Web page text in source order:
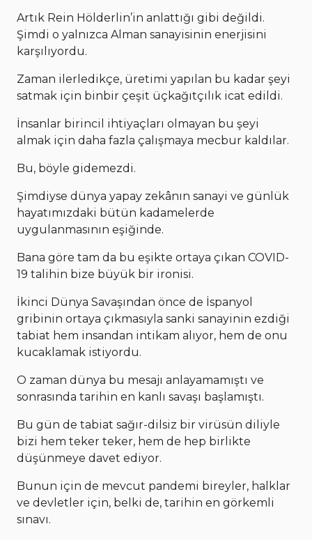
Artık Rein Hölderlin’in anlattığı gibi değildi.
Şimdi o yalnızca Alman sanayisinin enerjisini
karşılıyordu.
Zaman ilerledikçe, üretimi yapılan bu kadar şeyi
satmak için binbir çeşit üçkağıtçılık icat edildi.
İnsanlar birincil ihtiyaçları olmayan bu şeyi
almak için daha fazla çalışmaya mecbur kaldılar.
Bu, böyle gidemezdi.
Şimdiyse dünya yapay zekânın sanayi ve günlük
hayatımızdaki bütün kadamelerde
uygulanmasının eşiğinde.
Bana göre tam da bu eşikte ortaya çıkan COVID-
19 talihin bize büyük bir ironisi.
İkinci Dünya Savaşından önce de İspanyol
gribinin ortaya çıkmasıyla sanki sanayinin ezdiği
tabiat hem insandan intikam alıyor, hem de onu
kucaklamak istiyordu.
O zaman dünya bu mesajı anlayamamıştı ve
sonrasında tarihin en kanlı savaşı başlamıştı.
Bu gün de tabiat sağır-dilsiz bir virüsün diliyle
bizi hem teker teker, hem de hep birlikte
düşünmeye davet ediyor.
Bunun için de mevcut pandemi bireyler, halklar
ve devletler için, belki de, tarihin en görkemli
sınavı.